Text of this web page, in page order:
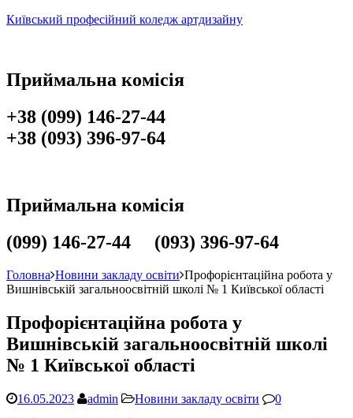
Київський професійний коледж артдизайну
Приймальна комісія
+38 (099) 146-27-44
+38 (093) 396-97-64
Приймальна комісія
(099) 146-27-44 (093) 396-97-64
Головна Новини закладу освіти Профорієнтаційна робота у
Вишнівській загальноосвітній школі № 1 Київської області
Профорієнтаційна робота у
Вишнівській загальноосвітній школі
№ 1 Київської області
16.05.2023 admin Новини закладу освіти
0